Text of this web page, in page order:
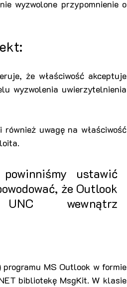
wyzwolone przypomnienie o
że właściwość akceptuje
wyzwolenia uwierzytelnienia
uwagę na właściwość
ustawić
że Outlook
wewnątrz
MS Outlook w formie
bibliotekę MsgKit. W klasie